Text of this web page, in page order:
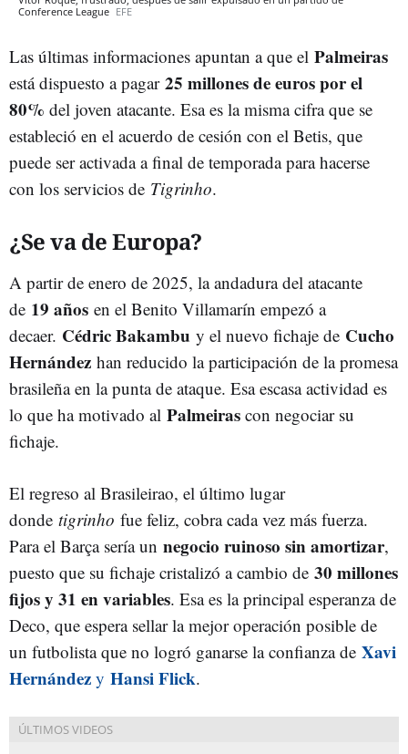
Conference League EFE
Las últimas informaciones apuntan a que el Palmeiras
está dispuesto a pagar 25 millones de euros por el
80% del joven atacante. Esa es la misma cifra que se
estableció en el acuerdo de cesión con el Betis, que
puede ser activada a final de temporada para hacerse
con los servicios de Tigrinho.
¿Se va de Europa?
A partir de enero de 2025, la andadura del atacante
de 19 años en el Benito Villamarín empezó a
decaer. Cédric Bakambu y el nuevo fichaje de Cucho
Hernández han reducido la participación de la promesa
brasileña en la punta de ataque. Esa escasa actividad es
lo que ha motivado al Palmeiras con negociar su
fichaje.
El regreso al Brasileirao, el último lugar
donde tigrinho fue feliz, cobra cada vez más fuerza.
Para el Barça sería un negocio ruinoso sin amortizar,
puesto que su fichaje cristalizó a cambio de 30 millones
fijos y 31 en variables. Esa es la principal esperanza de
Deco, que espera sellar la mejor operación posible de
un futbolista que no logró ganarse la confianza de Xavi
Hernández y Hansi Flick.